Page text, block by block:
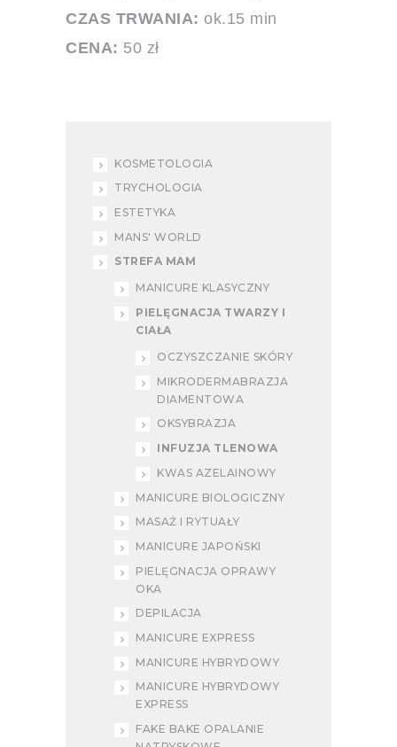
CZAS TRWANIA: ok.15 min
CENA: 50 zł
KOSMETOLOGIA
TRYCHOLOGIA
ESTETYKA
MANS' WORLD
STREFA MAM
MANICURE KLASYCZNY
PIELĘGNACJA TWARZY I
CIAŁA
OCZYSZCZANIE SKÓRY
MIKRODERMABRAZJA
DIAMENTOWA
OKSYBRAZJA
INFUZJA TLENOWA
KWAS AZELAINOWY
MANICURE BIOLOGICZNY
MASAŻ I RYTUAŁY
MANICURE JAPOŃSKI
PIELĘGNACJA OPRAWY
OKA
DEPILACJA
MANICURE EXPRESS
MANICURE HYBRYDOWY
MANICURE HYBRYDOWY
EXPRESS
FAKE BAKE OPALANIE